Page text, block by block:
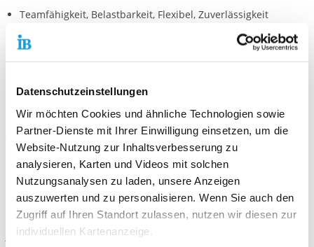
Datenschutzeinstellungen
Wir möchten Cookies und ähnliche Technologien sowie
Partner-Dienste mit Ihrer Einwilligung einsetzen, um die
Website-Nutzung zur Inhaltsverbesserung zu
analysieren, Karten und Videos mit solchen
Nutzungsanalysen zu laden, unsere Anzeigen
auszuwerten und zu personalisieren. Wenn Sie auch den
Zugriff auf Ihren Standort zulassen, nutzen wir diesen zur
individuellen Kartenanzeige.
Teamfähigkeit, Belastbarkeit, Flexibel, Zuverlässigkeit
Bewerbung:
die notwendigen Unterlagen (bitte im PNG-, JPG- oder PDF-
Format) direkt hochladen.
Wir freuen uns auf deine Bewerbung!
Kontaktiere uns!
E-Mail schreiben